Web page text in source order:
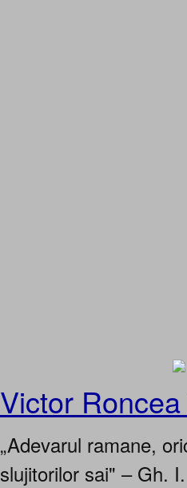
Victor
„Adevarul ramane,
slujitorilor sai" – Gh.